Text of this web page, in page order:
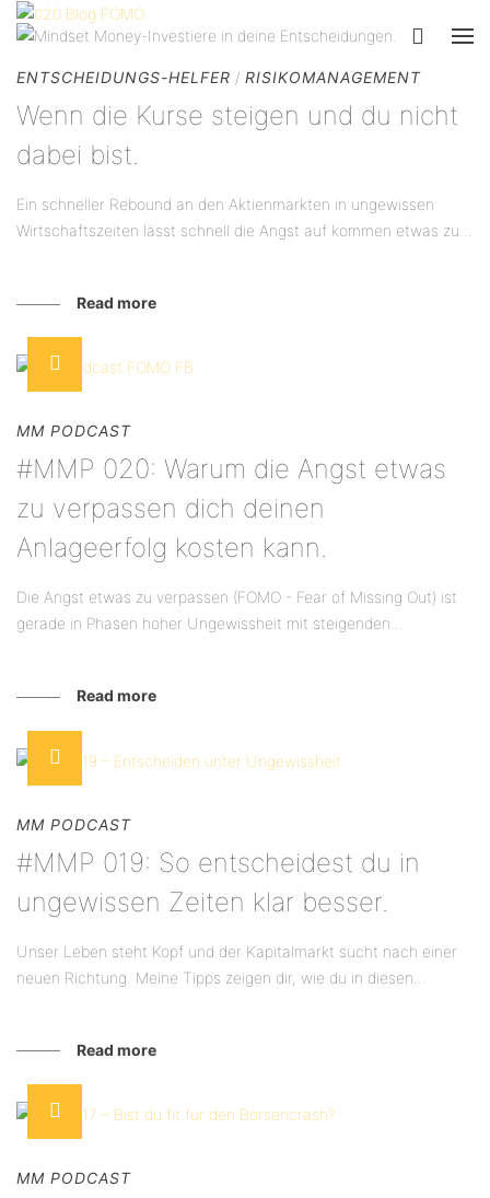
ENTSCHEIDUNGS-HELFER / RISIKOMANAGEMENT
Wenn die Kurse steigen und du nicht
dabei bist.
Ein schneller Rebound an den Aktienmärkten in ungewissen
Wirtschaftszeiten lässt schnell die Angst auf kommen etwas zu...
Read more
MM PODCAST
#MMP 020: Warum die Angst etwas
zu verpassen dich deinen
Anlageerfolg kosten kann.
Die Angst etwas zu verpassen (FOMO - Fear of Missing Out) ist
gerade in Phasen hoher Ungewissheit mit steigenden...
Read more
MM PODCAST
#MMP 019: So entscheidest du in
ungewissen Zeiten klar besser.
Unser Leben steht Kopf und der Kapitalmarkt sucht nach einer
neuen Richtung. Meine Tipps zeigen dir, wie du in diesen...
Read more
MM PODCAST